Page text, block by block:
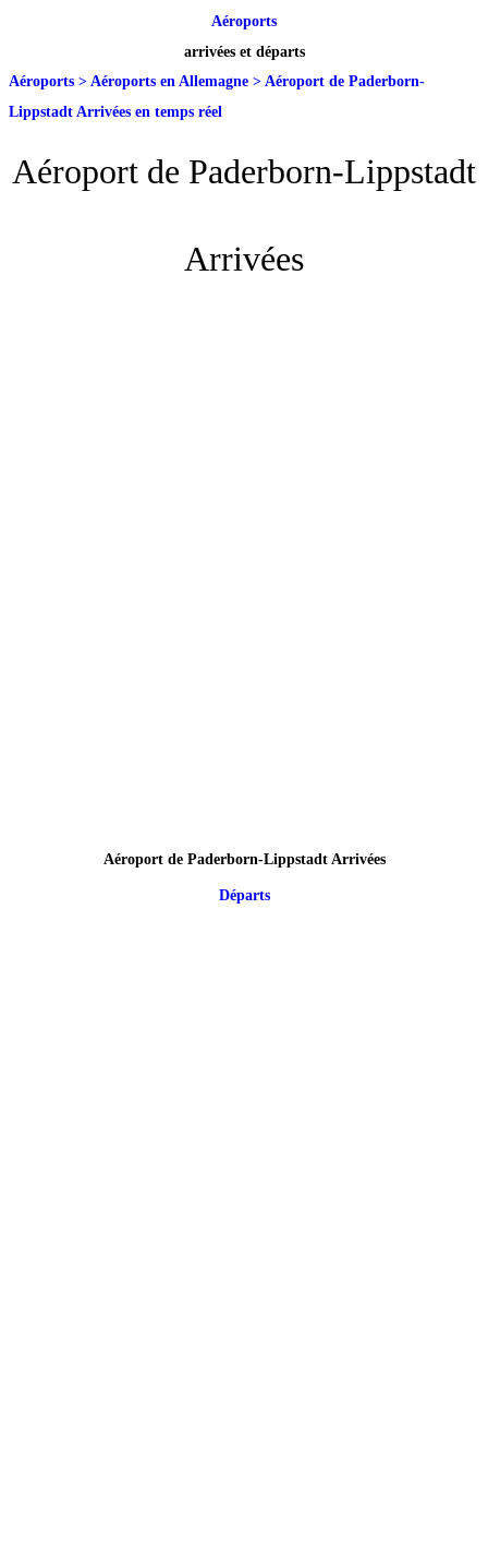
Aéroports
arrivées et départs
Aéroports > Aéroports en Allemagne > Aéroport de Paderborn-
Lippstadt Arrivées en temps réel
Aéroport de Paderborn-Lippstadt
Arrivées
Aéroport de Paderborn-Lippstadt Arrivées
Départs